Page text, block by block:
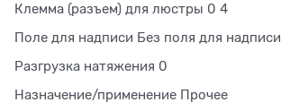
Клемма (разъем) для люстры 0 4
Поле для надписи Без поля для надписи
Разгрузка натяжения 0
Назначение/применение Прочее